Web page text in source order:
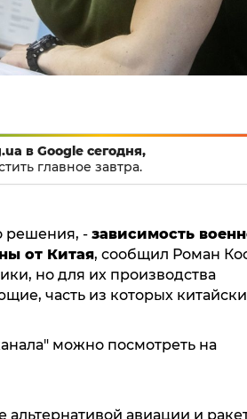
в Google сегодня,
главное завтра.
решения, - зависимость
от Китая, сообщил Роман
но для их производства
часть из которых
можно посмотреть на
авиации и